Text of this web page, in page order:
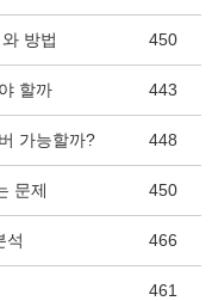
방법 450
할까 443
가능할까? 448
문제 450
석 466
461